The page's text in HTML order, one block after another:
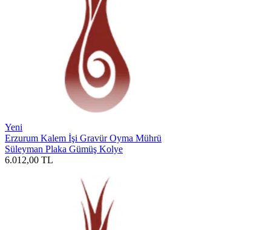
Yeni
Erzurum Kalem İşi Gravür Oyma Mührü
Süleyman Plaka Gümüş Kolye
6.012,00 TL